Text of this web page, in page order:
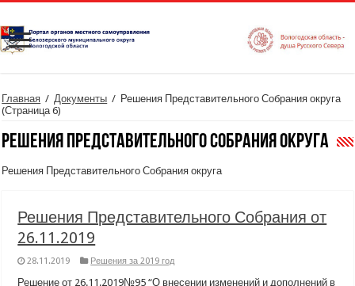
Главная / Документы / Решения Представительного Собрания округа
(Страница 6)
Решения Представительного Собрания округа
Решения Представительного Собрания округа
Решения Представительного Собрания от
26.11.2019
28.11.2019 Решения за 2019 год
Решение от 26.11.2019№95 “О внесении изменений и дополнений в